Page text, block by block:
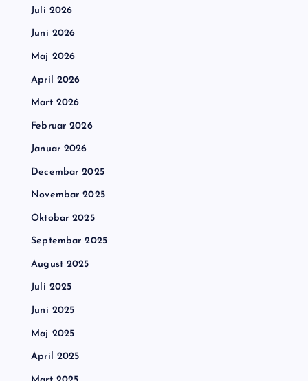
Juli 2026
Juni 2026
Maj 2026
April 2026
Mart 2026
Februar 2026
Januar 2026
Decembar 2025
Novembar 2025
Oktobar 2025
Septembar 2025
August 2025
Juli 2025
Juni 2025
Maj 2025
April 2025